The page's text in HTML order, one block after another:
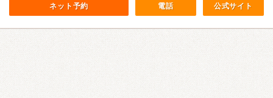
ネット予約 電話 公式サイト